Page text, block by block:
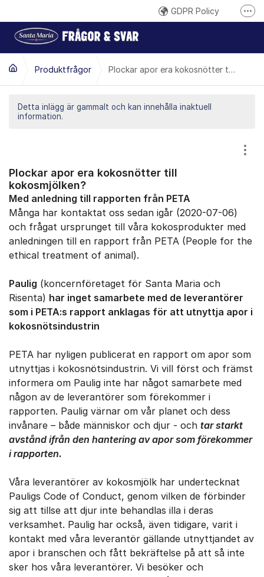
GDPR Policy
Här reklamerar du en produkt
Inspireras på santamaria.se
Gilla oss på Facebook
Produktfrågor Plockar apor era kokosnötter till kokosmjölken?
Detta inlägg är gammalt och kan innehålla inaktuell
information.
Plockar apor era kokosnötter till
kokosmjölken?
Med anledning till rapporten från PETA
Många har kontaktat oss sedan igår (2020-07-06)
och frågat ursprunget till våra kokosprodukter med
anledningen till en rapport från PETA (People for the
ethical treatment of animal).
Paulig (koncernföretaget för Santa Maria och
Risenta) har inget samarbete med de leverantörer
som i PETA:s rapport anklagas för att utnyttja apor i
kokosnötsindustrin
PETA har nyligen publicerat en rapport om apor som
utnyttjas i kokosnötsindustrin. Vi vill först och främst
informera om Paulig inte har något samarbete med
någon av de leverantörer som förekommer i
rapporten. Paulig värnar om vår planet och dess
invånare – både människor och djur - och tar starkt
avstånd ifrån den hantering av apor som förekommer
i rapporten.
Våra leverantörer av kokosmjölk har undertecknat
Pauligs Code of Conduct, genom vilken de förbinder
sig att tillse att djur inte behandlas illa i deras
verksamhet. Paulig har också, även tidigare, varit i
kontakt med våra leverantör gällande utnyttjandet av
apor i branschen och fått bekräftelse på att så inte
sker hos våra leverantörer. Vi besöker och